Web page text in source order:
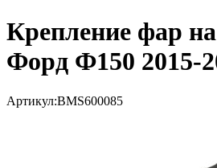
Крепление фар
Форд Ф150 2015-
Артикул:BMS600085